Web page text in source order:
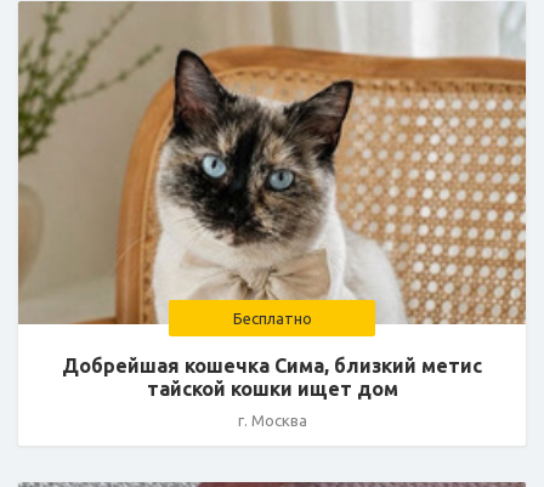
Бесплатно
Добрейшая кошечка Сима, близкий метис
тайской кошки ищет дом
г. Москва